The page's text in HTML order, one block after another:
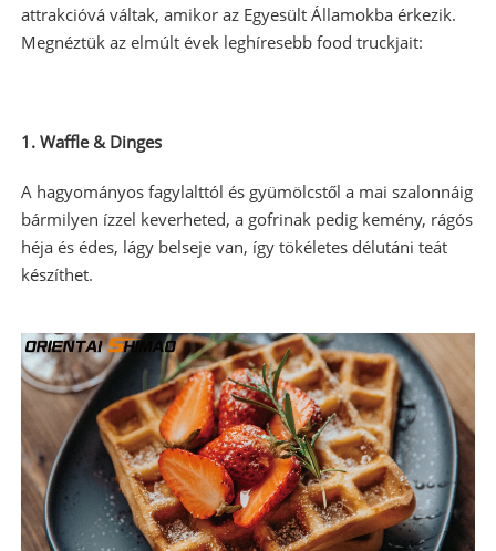
attrakcióvá váltak, amikor az Egyesült Államokba érkezik.
Megnéztük az elmúlt évek leghíresebb food truckjait:
1. Waffle & Dinges
A hagyományos fagylalttól és gyümölcstől a mai szalonnáig
bármilyen ízzel keverheted, a gofrinak pedig kemény, rágós
héja és édes, lágy belseje van, így tökéletes délutáni teát
készíthet.